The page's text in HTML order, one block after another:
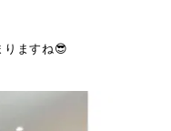
りますね😎